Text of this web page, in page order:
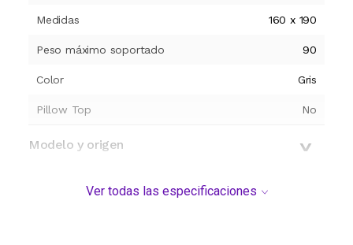
Medidas 160 x 190
Peso máximo soportado 90
Color Gris
Pillow Top No
Modelo y origen
Ver todas las especificaciones